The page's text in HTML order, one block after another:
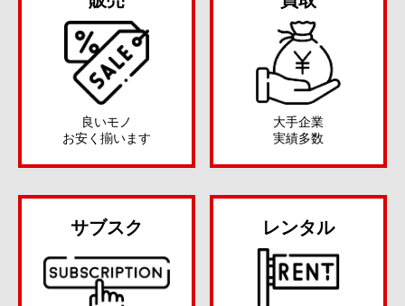
良いモノ
お安く揃います
大手企業
実績多数
サブスク レンタル